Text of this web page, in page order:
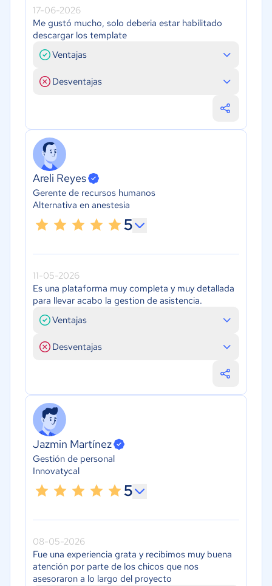
17-06-2026
Me gustó mucho, solo deberia estar habilitado
descargar los template
Ventajas
Desventajas
Areli Reyes
Gerente de recursos humanos
Alternativa en anestesia
5
11-05-2026
Es una plataforma muy completa y muy detallada
para llevar acabo la gestion de asistencia.
Ventajas
Desventajas
Jazmin Martínez
Gestión de personal
Innovatycal
5
08-05-2026
Fue una experiencia grata y recibimos muy buena
atención por parte de los chicos que nos
asesoraron a lo largo del proyecto